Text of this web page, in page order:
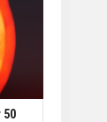
50